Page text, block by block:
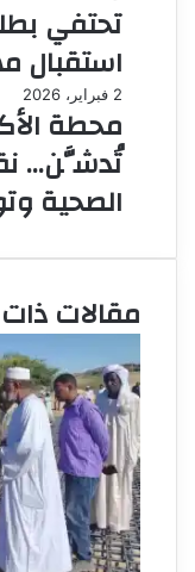
تحتفي
استقبال
2 فبراير، 2026
محطة
تُدشَّن…
الصحية
مقالات